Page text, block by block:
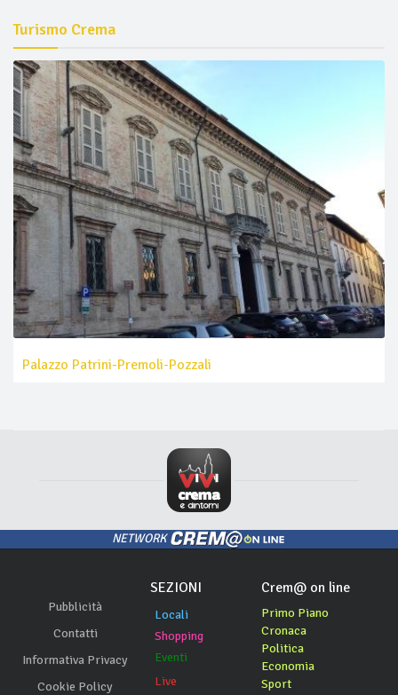
Turismo Crema
Palazzo Patrini-Premoli-Pozzali
NETWORK
Pubblicità
Contatti
Informativa Privacy
Cookie Policy
SEZIONI
Locali
Shopping
Eventi
Live
Crem@ on line
Primo Piano
Cronaca
Politica
Economia
Sport